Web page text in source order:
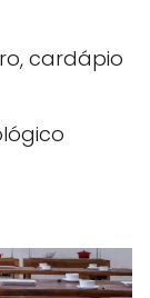
cardápio